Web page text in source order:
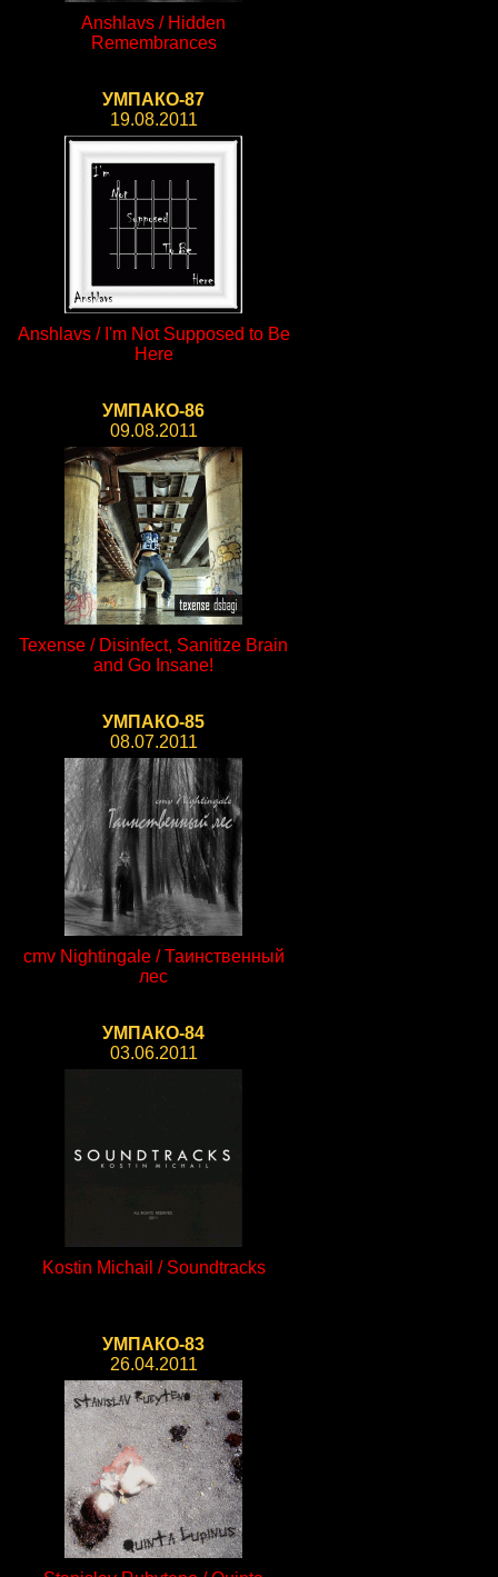
Anshlavs / Hidden
Remembrances
УМПАКО-87
19.08.2011
Anshlavs / I'm Not Supposed to Be
Here
УМПАКО-86
09.08.2011
Texense / Disinfect, Sanitize Brain
and Go Insane!
УМПАКО-85
08.07.2011
cmv Nightingale / Таинственный
лес
УМПАКО-84
03.06.2011
Kostin Michail / Soundtracks
УМПАКО-83
26.04.2011